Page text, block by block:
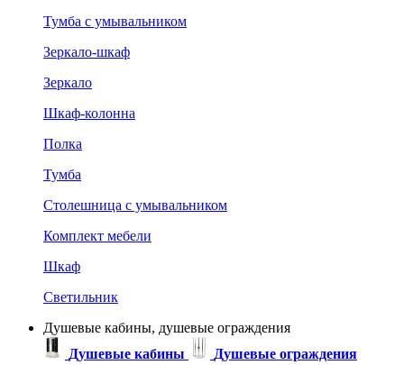
Тумба с умывальником
Зеркало-шкаф
Зеркало
Шкаф-колонна
Полка
Тумба
Столешница с умывальником
Комплект мебели
Шкаф
Светильник
Душевые кабины, душевые ограждения
Душевые кабины
Душевые ограждения